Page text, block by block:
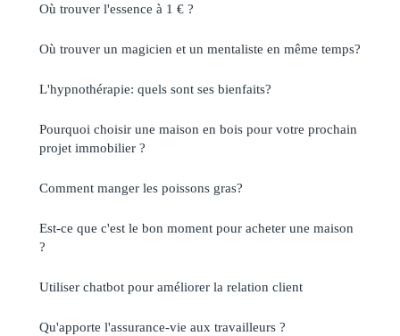
Où trouver l'essence à 1 € ?
Où trouver un magicien et un mentaliste en même temps?
L'hypnothérapie: quels sont ses bienfaits?
Pourquoi choisir une maison en bois pour votre prochain
projet immobilier ?
Comment manger les poissons gras?
Est-ce que c'est le bon moment pour acheter une maison
?
Utiliser chatbot pour améliorer la relation client
Qu'apporte l'assurance-vie aux travailleurs ?